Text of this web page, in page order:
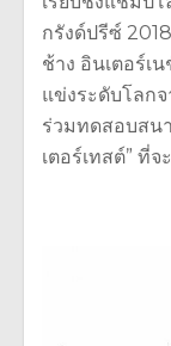
กรังด์ปรีซ์
ช้าง อินเตอร์เ
แข่งระดับโลกจ
ร่วมทดสอบสน
เตอร์เทสต์” ที่